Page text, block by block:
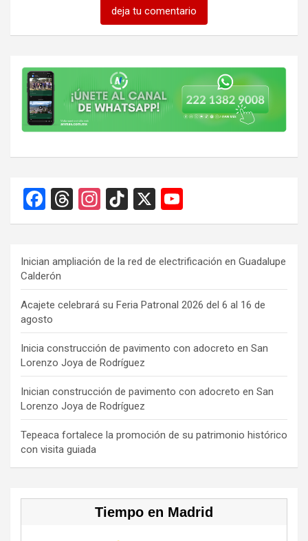
deja tu comentario
F
a
b
o
o
k
T
hr
a
d
s
In
st
gr
a
m
Ti
k
o
k
X
o
T
u
b
e
C
h
a
n
n
el
Inician ampliación de la red de electrificación en Guadalupe
Calderón
Acajete celebrará su Feria Patronal 2026 del 6 al 16 de
agosto
Inicia construcción de pavimento con adocreto en San
Lorenzo Joya de Rodríguez
Inician construcción de pavimento con adocreto en San
Lorenzo Joya de Rodríguez
Tepeaca fortalece la promoción de su patrimonio histórico
con visita guiada
Tiempo en Madrid